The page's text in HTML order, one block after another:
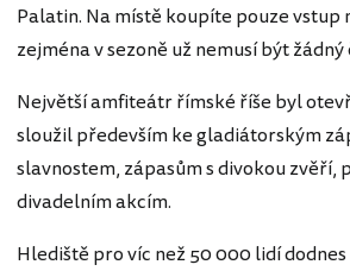
Palatin. Na místě koupíte pouze vstup
zejména v sezoně už nemusí být žádný
Největší amfiteátr římské říše byl
sloužil především ke gladiátorským
slavnostem, zápasům s divokou zvěří,
divadelním akcím.
Hlediště pro víc než 50 000 lidí